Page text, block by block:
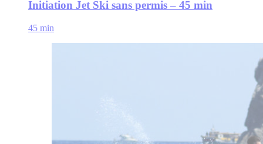
Initiation Jet Ski sans permis – 45 min
45 min